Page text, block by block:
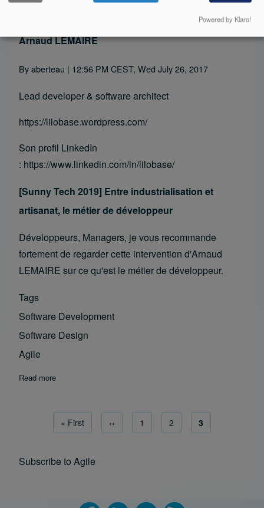
Read more about Développement agile de logiciels
Arnaud LEMAIRE
Byaberteau | 12:56 PM CEST, Wed July 26, 2017
Lead developer & software architect
https://lilobase.wordpress.com/
Son profil LinkedIn
: https://www.linkedin.com/in/lilobase/
[Sunny Tech 2019] Entre industrialisation et
artisanat, le métier de développeur
Développeurs, Managers, je vous recommande
fortement de regarder cette intervention d'Arnaud
LEMAIRE sur ce qu'est le métier de développeur.
Tags
Software Development
Software Design
Agile
Read more
Pagination
First page
« First Previous page
‹‹ Page
1 Page
2 Current page
3
Subscribe to Agile
Powered by Klaro!